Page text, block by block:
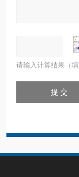
请输入计算结果（